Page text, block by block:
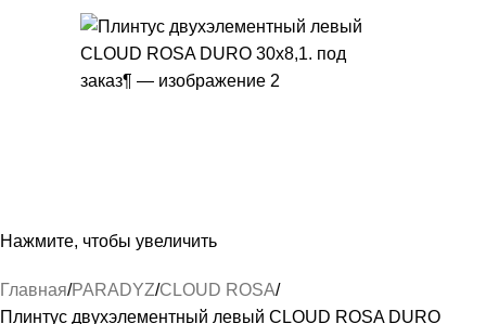
Нажмите, чтобы увеличить
Главная PARADYZ CLOUD ROSA
Плинтус двухэлементный левый CLOUD ROSA DURO